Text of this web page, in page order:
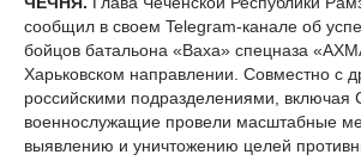
сообщил в своем Telegram-канале об
бойцов батальона «Ваха» спецназа
Харьковском направлении. Совместно с
российскими подразделениями, включая
военнослужащие провели масштабные
выявлению и уничтожению целей